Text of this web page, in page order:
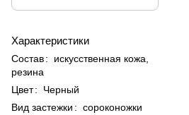
Характеристики
Состав:
искусственная кожа,
резина
Цвет:
Черный
Вид застежки : сороконожки